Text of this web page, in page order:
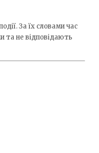
За їх словами час
та не відповідають